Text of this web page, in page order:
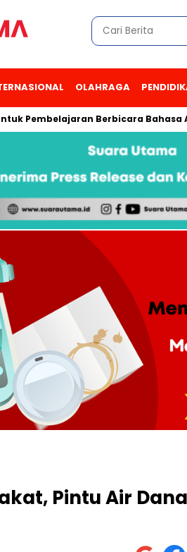
OLAHRAGA
Berbicara Bahasa Arab
Pintu Air